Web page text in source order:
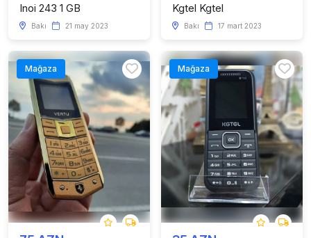
Inoi 243 1 GB
Bakı 21 may 2023
Kgtel Kgtel
Bakı 17 mart 2023
Mağaza Mağaza